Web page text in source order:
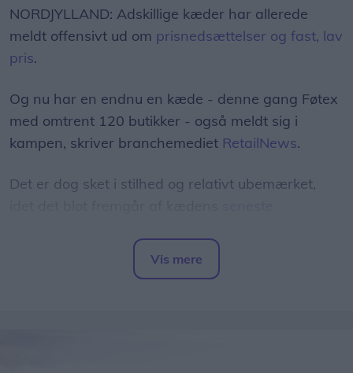
NORDJYLLAND: Adskillige kæder har allerede
meldt offensivt ud om prisnedsættelser og fast, lav
pris.
Og nu har en endnu en kæde - denne gang Føtex
med omtrent 120 butikker - også meldt sig i
kampen, skriver branchemediet RetailNews.
Det er dog sket i stilhed og relativt ubemærket,
100 dagligvarer "til discountniveau".
Vis mere